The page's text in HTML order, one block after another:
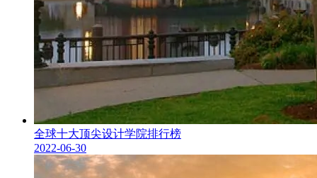
全球十大顶尖设计学院排行榜
2022-06-30